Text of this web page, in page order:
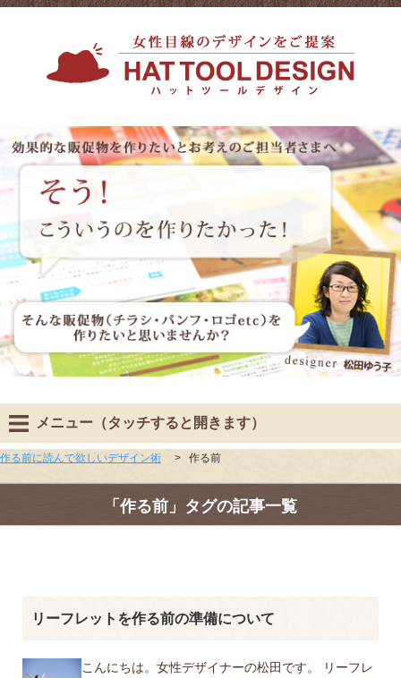
メニュー（タッチすると開きます）
作る前に読んで欲しいデザイン術 > 作る前
「作る前」タグの記事一覧
リーフレットを作る前の準備について
こんにちは。女性デザイナーの松田です。 リーフレ